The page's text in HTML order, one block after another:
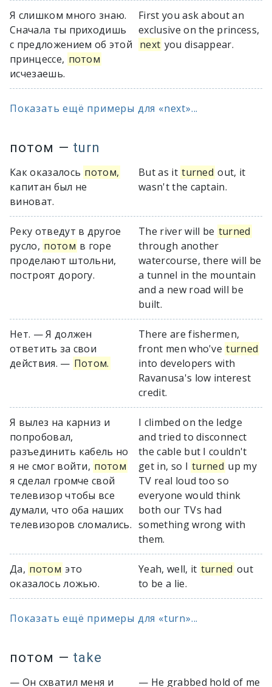
Я слишком много знаю.
Сначала ты приходишь
с предложением об этой
принцессе, потом
исчезаешь.
First you ask about an
exclusive on the princess,
next you disappear.
Показать ещё примеры для «next»...
потом — turn
Как оказалось потом,
капитан был не
виноват.
But as it turned out, it
wasn't the captain.
Реку отведут в другое
русло, потом в горе
проделают штольни,
построят дорогу.
The river will be turned
through another
watercourse, there will be
a tunnel in the mountain
and a new road will be
built.
Нет. — Я должен
ответить за свои
действия. — Потом.
There are fishermen,
front men who've turned
into developers with
Ravanusa's low interest
credit.
Я вылез на карниз и
попробовал,
разъединить кабель но
я не смог войти, потом
я сделал громче свой
телевизор чтобы все
думали, что оба наших
телевизоров сломались.
I climbed on the ledge
and tried to disconnect
the cable but I couldn't
get in, so I turned up my
TV real loud too so
everyone would think
both our TVs had
something wrong with
them.
Да, потом это
оказалось ложью.
Yeah, well, it turned out
to be a lie.
Показать ещё примеры для «turn»...
потом — take
— Он схватил меня и — He grabbed hold of me